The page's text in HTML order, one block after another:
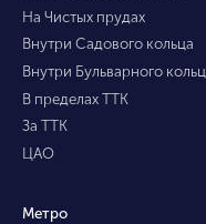
На Чистых прудах
Внутри Садового кольца
Внутри Бульварного
В пределах ТТК
За ТТК
ЦАО
Метро